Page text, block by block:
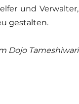
und Verwalter,
gestalten.
Dojo Tameshiwari